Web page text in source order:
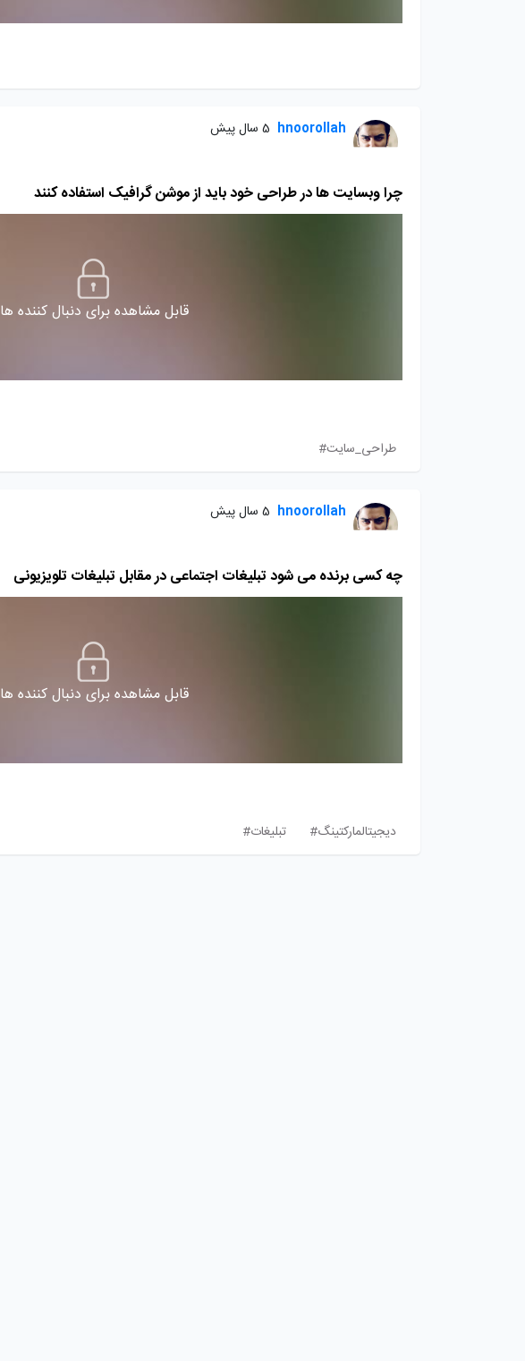
hnoorollah 5 سال پیش
چرا وبسایت ها در طراحی خود باید از موشن گرافیک استفاده کنند
قابل مشاهده برای دنبال کننده ها
طراحی_سایت#
hnoorollah 5 سال پیش
چه کسی برنده می شود تبلیغات اجتماعی در مقابل تبلیغات تلویزیونی
قابل مشاهده برای دنبال کننده ها
دیجیتالمارکتینگ#
تبلیغات#